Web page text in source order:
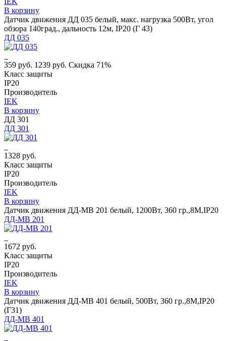
В корзину
Датчик движения ДД 035 белый, макс. нагрузка 500Вт, угол
обзора 140град., дальность 12м, IP20 (Г 43)
ДД 035
359 руб. 1239 руб. Скидка 71%
Класс защиты
IP20
Производитель
IEK
В корзину
ДД 301
ДД 301
1328 руб.
Класс защиты
IP20
Производитель
IEK
В корзину
Датчик движения ДД-МВ 201 белый, 1200Вт, 360 гр.,8М,IP20
ДД-МВ 201
1672 руб.
Класс защиты
IP20
Производитель
IEK
В корзину
Датчик движения ДД-МВ 401 белый, 500Вт, 360 гр.,8М,IP20
(Г31)
ДД-МВ 401